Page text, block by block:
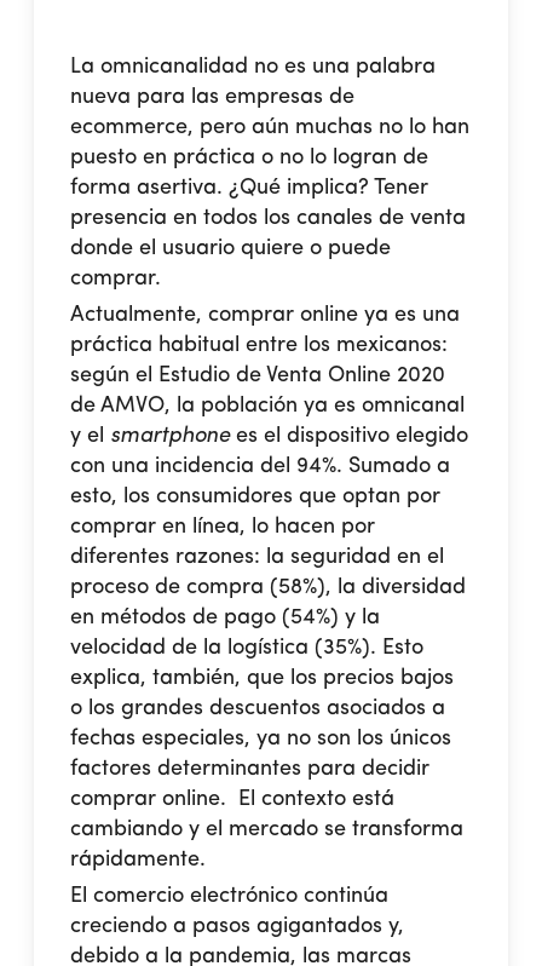
La omnicanalidad no es una palabra
nueva para las empresas de
ecommerce, pero aún muchas no lo han
puesto en práctica o no lo logran de
forma asertiva. ¿Qué implica? Tener
presencia en todos los canales de venta
donde el usuario quiere o puede
comprar.
Actualmente, comprar online ya es una
práctica habitual entre los mexicanos:
según el
Estudio de Venta Online 2020
de AMVO, la población ya es omnicanal
y el smartphonees el dispositivo elegido
con una incidencia del 94%. Sumado a
esto, los consumidores que optan por
comprar en línea, lo hacen por
diferentes razones: la seguridad en el
proceso de compra (58%), la diversidad
en métodos de pago (54%) y la
velocidad de la logística (35%). Esto
explica, también, que los precios bajos
o los grandes descuentos asociados a
fechas especiales, ya no son los únicos
factores determinantes para decidir
comprar online. El contexto está
cambiando y el mercado se transforma
rápidamente.
El comercio electrónico continúa
creciendo a pasos agigantados y,
debido a la pandemia, las marcas